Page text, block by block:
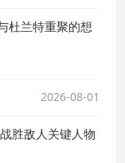
杜兰特重聚的想
2026-08-01
胜敌人关键人物